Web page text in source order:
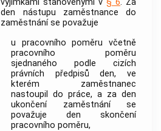
výjimkami stanovenými v§ 6. Za
den nástupu zaměstnance do
zaměstnáníse považuje
u pracovního poměru včetně
pracovního poměru
sjednaného podle cizích
právních předpisů den, ve
kterém zaměstnanec
nastoupil do práce, a za den
ukončení zaměstnáníse
považuje den skončení
pracovního poměru,